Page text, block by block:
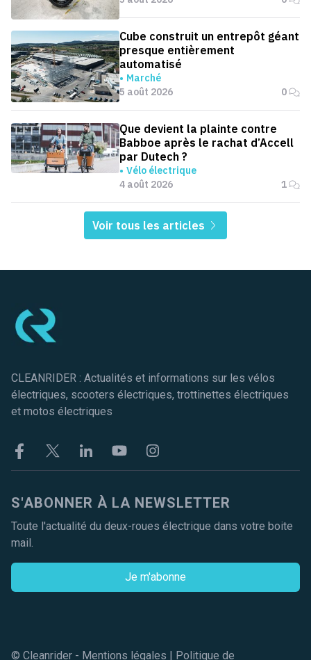
Cube construit un entrepôt géant
presque entièrement
automatisé
Marché
5 août 2026
0
Que devient la plainte contre
Babboe après le rachat d’Accell
par Dutech ?
Vélo électrique
4 août 2026
1
Voir tous les articles
CLEANRIDER : Actualités et informations sur les vélos
électriques, scooters électriques, trottinettes électriques
et motos électriques
FacebookTwitter LinkekinYoutubeInstagram
S'ABONNER À LA NEWSLETTER
Toute l'actualité du deux-roues électrique dans votre boite
mail.
Je m'abonne
© Cleanrider - Mentions légales Politique de